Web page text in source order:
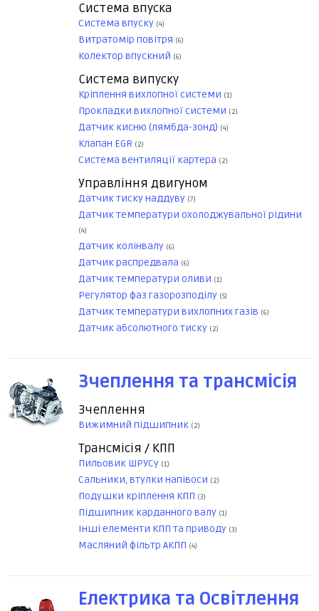
Система впуска
Система впуску (4)
Витратомір повітря (6)
Колектор впускний (6)
Система випуску
Кріплення вихлопної системи (1)
Прокладки вихлопної системи (2)
Датчик кисню (лямбда-зонд) (4)
Клапан EGR (2)
Система вентиляції картера (2)
Управління двигуном
Датчик тиску наддуву (7)
Датчик температури охолоджувальної рідини
(4)
Датчик колінвалу (6)
Датчик распредвала (6)
Датчик температури оливи (1)
Регулятор фаз газорозподілу (5)
Датчик температури вихлопних газів (6)
Датчик абсолютного тиску (2)
Зчеплення та трансмісія
Зчеплення
Вижимний підшипник (2)
Трансмісія / КПП
Пильовик ШРУСу (1)
Сальники, втулки напівоси (2)
Подушки кріплення КПП (3)
Підшипник карданного валу (1)
Інші елементи КПП та приводу (3)
Масляний фільтр АКПП (4)
Електрика та Освітлення